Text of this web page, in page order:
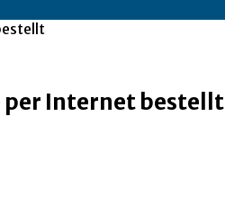
per Internet bestellt